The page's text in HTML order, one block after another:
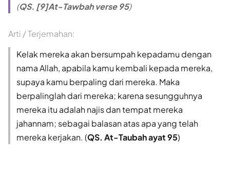
(QS. [9]At-Tawbah verse 95)
Arti / Terjemahan:
Kelak mereka akan bersumpah kepadamu dengan
nama Allah, apabila kamu kembali kepada mereka,
supaya kamu berpaling dari mereka. Maka
berpalinglah dari mereka; karena sesungguhnya
mereka itu adalah najis dan tempat mereka
jahannam; sebagai balasan atas apa yang telah
mereka kerjakan. (QS. At-Taubah ayat 95)